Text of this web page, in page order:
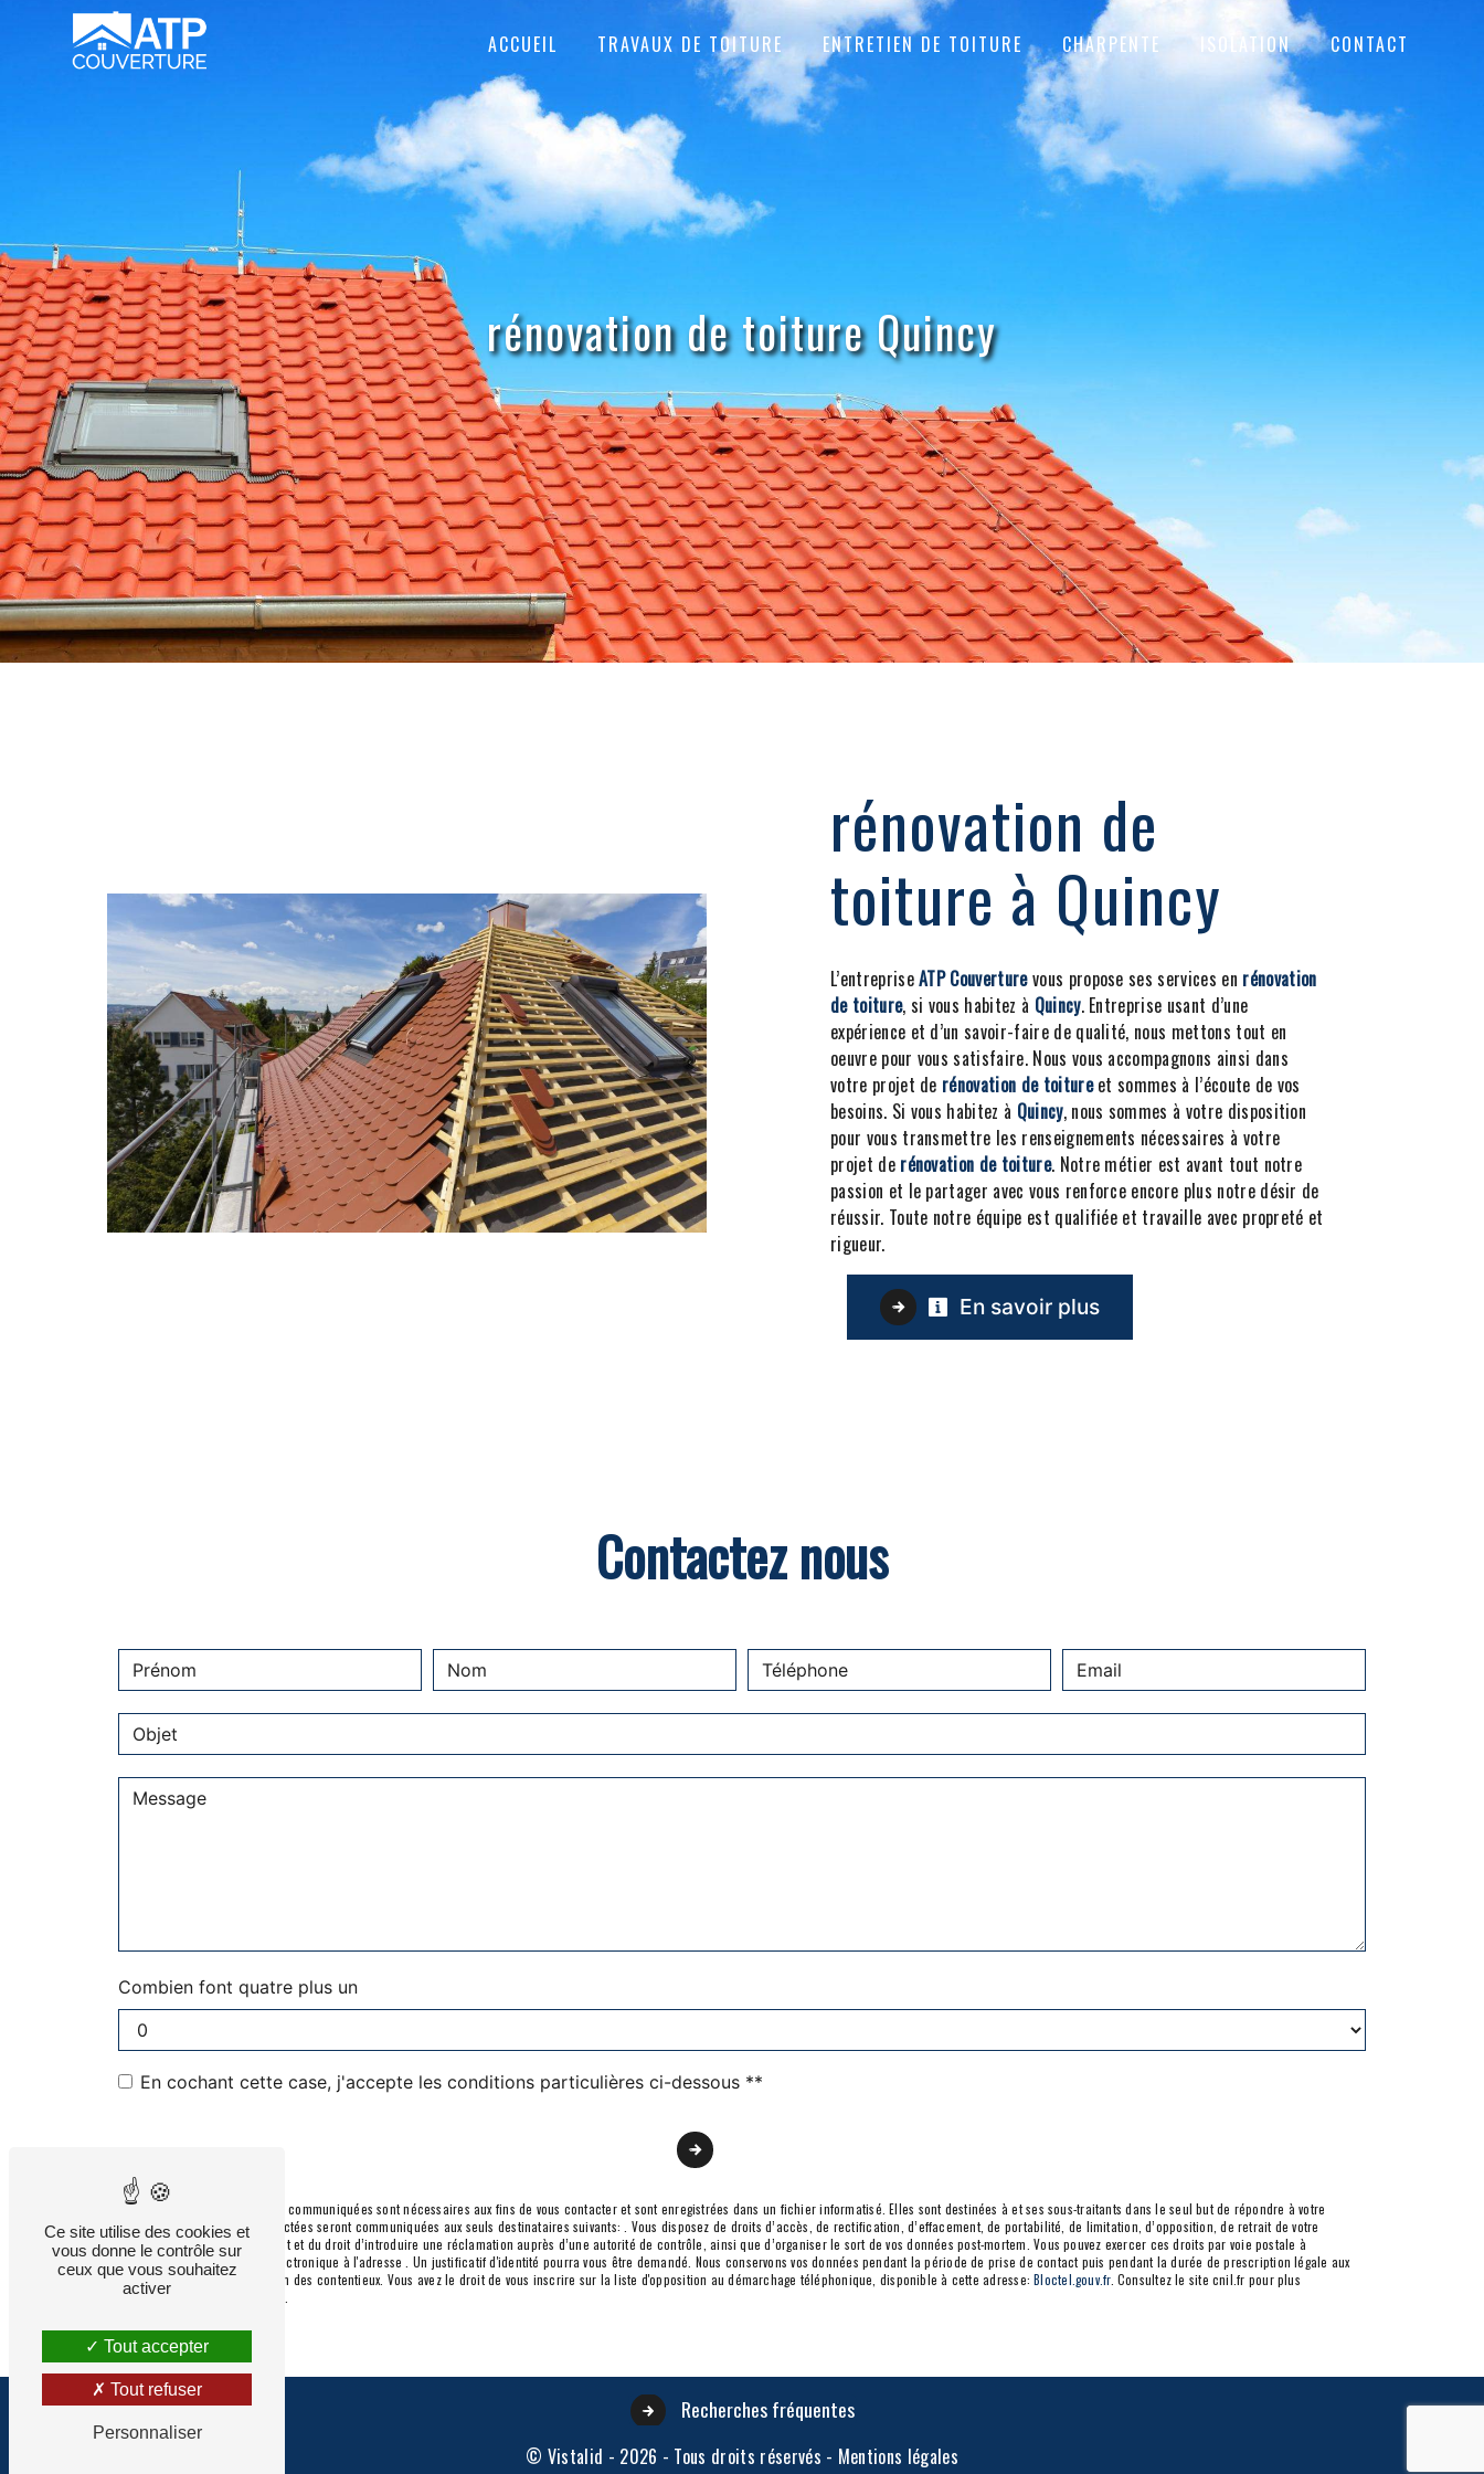
ACCUEIL TRAVAUX DE TOITURE ENTRETIEN DE TOITURE CHARPENTE ISOLATION CONTACT
rénovation de toiture Quincy
rénovation de
toiture à Quincy
L’entrepriseATP Couverturevous propose ses services en rénovation
de toiture, si vous habitez à Quincy. Entreprise usant d’une
expérience et d’un savoir-faire de qualité, nous mettons tout en
oeuvre pour vous satisfaire. Nous vous accompagnons ainsi dans
votre projet de rénovation de toitureet sommes à l’écoute de vos
besoins. Si vous habitez à Quincy, nous sommes à votre disposition
pour vous transmettre les renseignements nécessaires à votre
projet de rénovation de toiture. Notre métier est avant tout notre
passion et le partager avec vous renforce encore plus notre désir de
réussir. Toute notre équipe est qualifiée et travaille avec propreté et
rigueur.
En savoir plus
Contactez nous
Combien font quatre plus un
En cochant cette case, j'accepte les conditions particulières ci-dessous **
** Les données personnelles communiquées sont nécessaires aux fins de vous contacter et sont enregistrées dans un fichier informatisé. Elles sont destinées à et ses sous-traitants dans le seul but de répondre à votre
message. Les données collectées seront communiquées aux seuls destinataires suivants: . Vous disposez de droits d’accès, de rectification, d’effacement, de portabilité, de limitation, d’opposition, de retrait de votre
consentement à tout moment et du droit d’introduire une réclamation auprès d’une autorité de contrôle, ainsi que d’organiser le sort de vos données post-mortem. Vous pouvez exercer ces droits par voie postale à
l'adresse ou par courrier électronique à l'adresse . Un justificatif d'identité pourra vous être demandé. Nous conservons vos données pendant la période de prise de contact puis pendant la durée de prescription légale aux
fins probatoires et de gestion des contentieux. Vous avez le droit de vous inscrire sur la liste d'opposition au démarchage téléphonique, disponible à cette adresse:Bloctel.gouv.fr. Consultez le site cnil.fr pour plus
d’informations sur vos droits.
Recherches fréquentes
© Vistalid - 2026 - Tous droits réservés - Mentions légales
Panneau de gestion des cookies
Ce site utilise des cookies et
vous donne le contrôle sur
ceux que vous souhaitez
activer
Tout accepter
Tout refuser
Personnaliser